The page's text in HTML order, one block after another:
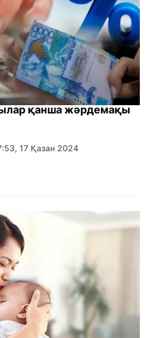
қанша жәрдемақы
17 Қазан 2024